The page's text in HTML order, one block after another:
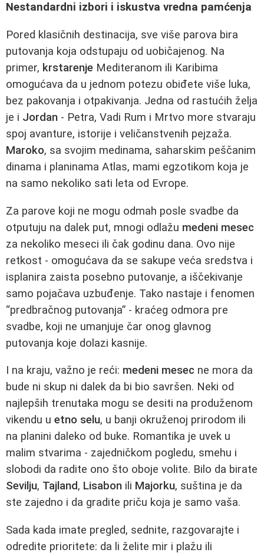
Nestandardni izbori i iskustva vredna pamćenja
Pored klasičnih destinacija, sve više parova bira
putovanja koja odstupaju od uobičajenog. Na
primer, krstarenje Mediteranom ili Karibima
omogućava da u jednom potezu obiđete više luka,
bez pakovanja i otpakivanja. Jedna od rastućih želja
je i Jordan - Petra, Vadi Rum i Mrtvo more stvaraju
spoj avanture, istorije i veličanstvenih pejzaža.
Maroko, sa svojim medinama, saharskim peščanim
dinama i planinama Atlas, mami egzotikom koja je
na samo nekoliko sati leta od Evrope.
Za parove koji ne mogu odmah posle svadbe da
otputuju na dalek put, mnogi odlažu medeni mesec
za nekoliko meseci ili čak godinu dana. Ovo nije
retkost - omogućava da se sakupe veća sredstva i
isplanira zaista posebno putovanje, a iščekivanje
samo pojačava uzbuđenje. Tako nastaje i fenomen
“predbračnog putovanja” - kraćeg odmora pre
svadbe, koji ne umanjuje čar onog glavnog
putovanja koje dolazi kasnije.
I na kraju, važno je reći: medeni mesec ne mora da
bude ni skup ni dalek da bi bio savršen. Neki od
najlepših trenutaka mogu se desiti na produženom
vikendu u etno selu, u banji okruženoj prirodom ili
na planini daleko od buke. Romantika je uvek u
malim stvarima - zajedničkom pogledu, smehu i
slobodi da radite ono što oboje volite. Bilo da birate
Sevilju, Tajland, Lisabon ili Majorku, suština je da
ste zajedno i da gradite priču koja je samo vaša.
Sada kada imate pregled, sednite, razgovarajte i
odredite prioritete: da li želite mir i plažu ili